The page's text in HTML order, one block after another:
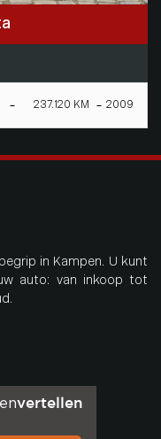
237.120 KM 2009
in Kampen. U kunt
auto: van inkoop tot